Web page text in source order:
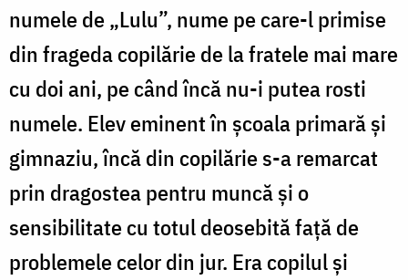
numele de „Lulu”, nume pe care-l primise
din frageda copilărie de la fratele mai mare
cu doi ani, pe când încă nu-i putea rosti
numele. Elev eminent în școala primară și
gimnaziu, încă din copilărie s-a remarcat
prin dragostea pentru muncă și o
sensibilitate cu totul deosebită față de
problemele celor din jur. Era copilul și